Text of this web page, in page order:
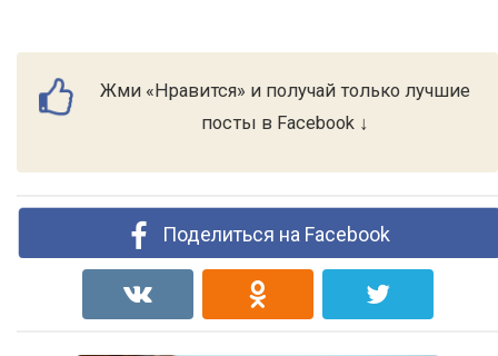
Жми «Нравится» и получай только лучшие
посты в Facebook ↓
Поделиться на Facebook